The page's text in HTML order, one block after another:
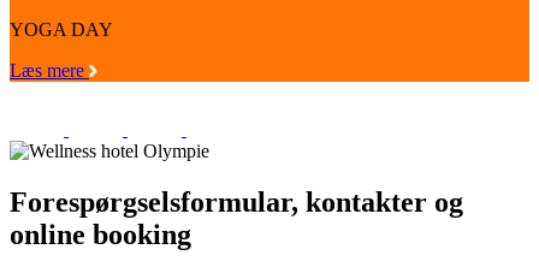
YOGA DAY
Læs mere
Forespørgselsformular, kontakter og
online booking